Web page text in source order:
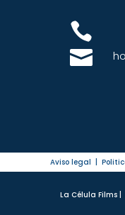


Aviso legal
La Célula Films